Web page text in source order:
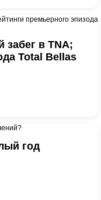
забег в TNA;
Total Bellas
год